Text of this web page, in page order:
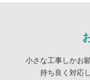
小さな工事しかお
持ち良く対応